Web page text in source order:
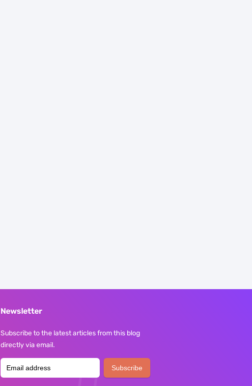
Newsletter
Subscribe to the latest articles from this blog
directly via email.